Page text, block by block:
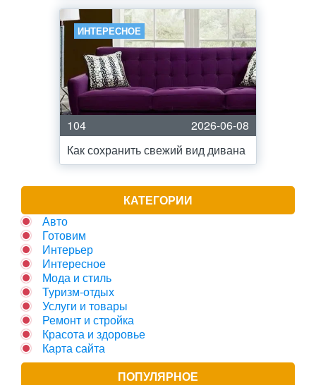
ИНТЕРЕСНОЕ
104
2026-06-08
Как сохранить свежий вид дивана
КАТЕГОРИИ
Авто
Готовим
Интерьер
Интересное
Мода и стиль
Туризм-отдых
Услуги и товары
Ремонт и стройка
Красота и здоровье
Карта сайта
ПОПУЛЯРНОЕ